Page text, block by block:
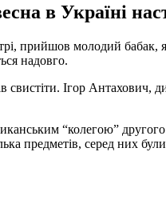
в Україні
прийшов молодий бабак,
надовго.
свистіти. Ігор Антахович,
“колегою”
предметів, серед них